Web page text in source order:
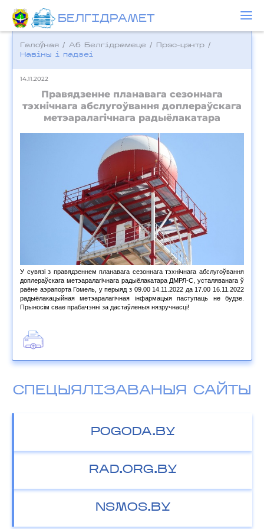
БЕЛГIДРAМЕТ
Галоўная / Аб Белгідрамеце / Прэс-цэнтр /
Навіны і падзеі
14.11.2022
Правядзенне планавага сезоннага
тэхнічнага абслугоўвання доплераўскага
метэаралагічнага радыёлакатара
У сувязі з правядзеннем планавага сезоннага тэхнічнага абслугоўвання
доплераўскага метэаралагічнага радыёлакатара ДМРЛ-С, усталяванага ў
раёне аэрапорта Гомель, у перыяд з 09.00 14.11.2022 да 17.00 16.11.2022
радыёлакацыйная метэаралагічная інфармацыя паступаць не будзе.
Прыносім свае прабачэнні за дастаўленыя нязручнасці!
СПЕЦЫЯЛІЗАВАНЫЯ САЙТЫ
POGODA.BY
RAD.ORG.BY
NSMOS.BY